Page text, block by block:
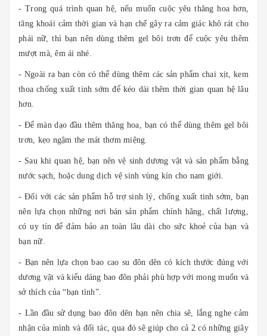
- Trong quá trình quan hệ, nếu muốn cuộc yêu thăng hoa hơn,
tăng khoái cảm thời gian và hạn chế gây ra cảm giác khô rát cho
phái nữ, thì bạn nên dùng thêm gel bôi trơn để cuộc yêu thêm
mượt mà, êm ái nhé.
- Ngoài ra bạn còn có thể dùng thêm các sản phẩm chai xịt, kem
thoa chống xuất tinh sớm để kéo dài thêm thời gian quan hệ lâu
hơn.
- Để màn dạo đầu thêm thăng hoa, bạn có thể dùng thêm gel bôi
trơn, kẹo ngậm the mát thơm miệng.
- Sau khi quan hệ, bạn nên vệ sinh dương vật và sản phẩm bằng
nước sạch, hoặc dung dịch vệ sinh vùng kín cho nam giới.
- Đối với các sản phẩm hỗ trợ sinh lý, chống xuất tinh sớm, bạn
nên lựa chọn những nơi bán sản phẩm chính hãng, chất lượng,
có uy tín để đảm bảo an toàn lâu dài cho sức khoẻ của bạn và
bạn nữ.
- Bạn nên lựa chọn bao cao su đôn dên có kích thước đúng với
dương vật và kiểu dáng bao đôn phải phù hợp với mong muốn và
sở thích của “bạn tình”.
- Lần đầu sử dụng bao đôn dên bạn nên chia sẽ, lắng nghe cảm
nhận của mình và đối tác, qua đó sẽ giúp cho cả 2 có những giây